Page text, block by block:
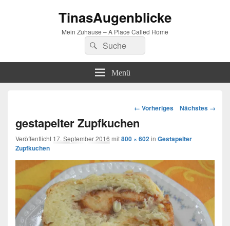
TinasAugenblicke
Mein Zuhause – A Place Called Home
Suchen
nach:
Suchen
Menü
Bilder-
← Vorheriges Nächstes →
gestapelter Zupfkuchen
Veröffentlicht 17. September 2016 mit800 × 602in Gestapelter
Zupfkuchen